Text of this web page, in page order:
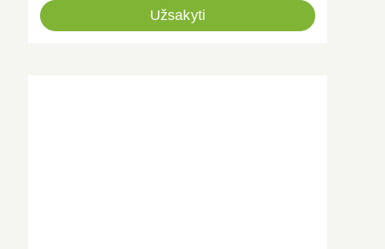
Užsakyti